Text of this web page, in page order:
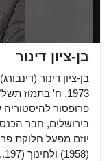
בן-ציון דינור
1973, ח' בתמוז
פרופסור
בירושלים, חבר
יוזם מפעל חלוקת
(1958) ולחינוך (197...